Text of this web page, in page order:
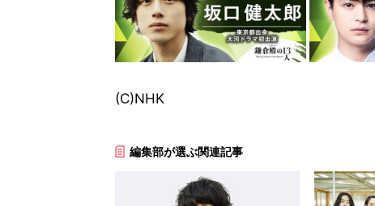
(C)NHK
編集部が選ぶ関連記事